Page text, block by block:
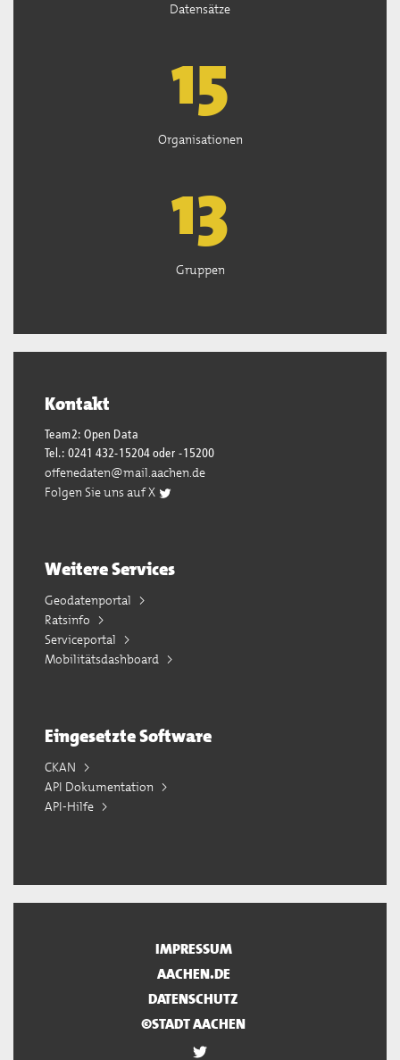
Datensätze
15
Organisationen
13
Gruppen
Kontakt
Team2: Open Data
Tel.: 0241 432-15204 oder -15200
offenedaten@mail.aachen.de
Folgen Sie uns auf X
Weitere Services
Geodatenportal
Ratsinfo
Serviceportal
Mobilitätsdashboard
Eingesetzte Software
CKAN
API Dokumentation
API-Hilfe
IMPRESSUM
AACHEN.DE
DATENSCHUTZ
©STADT AACHEN